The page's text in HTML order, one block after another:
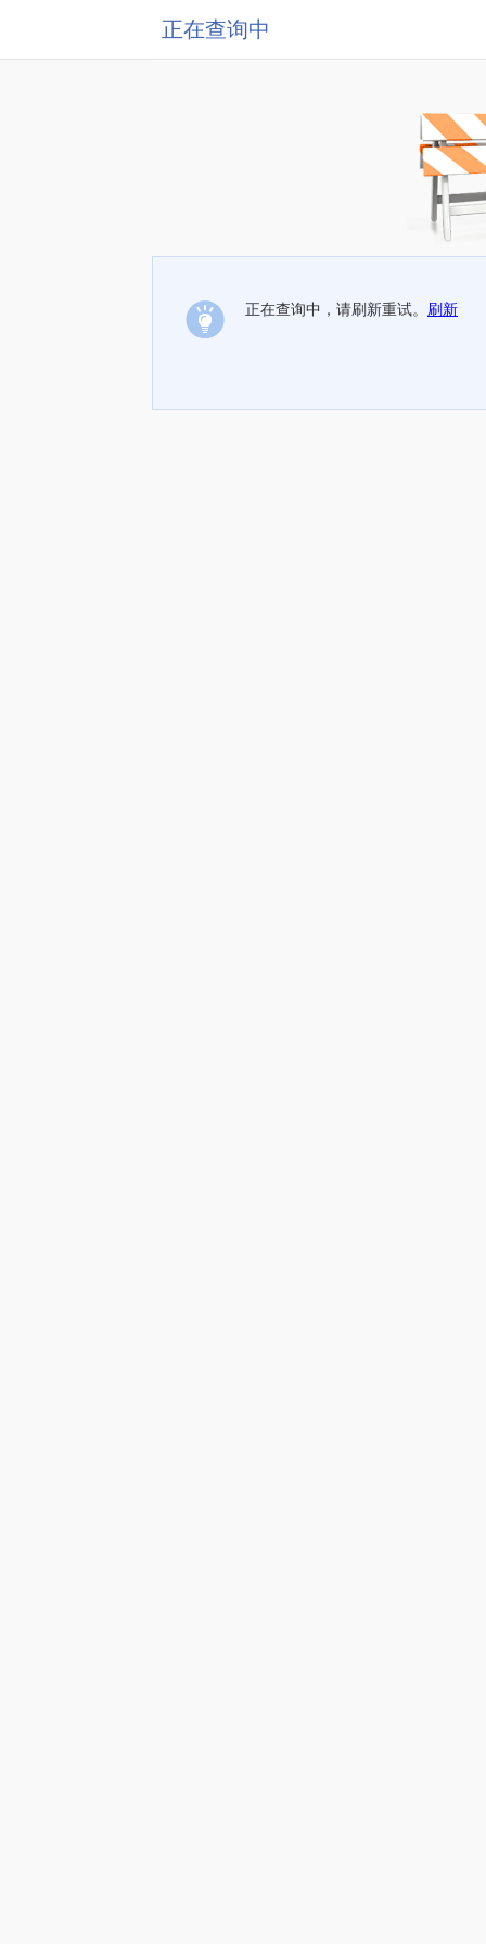
正在查询中
正在查询中，请刷新重试。 刷新